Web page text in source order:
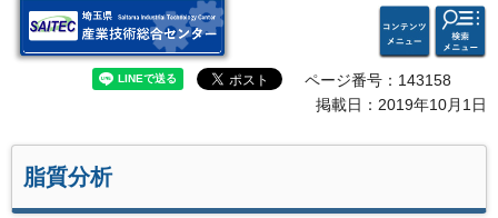
埼玉県 産業技術総合セン
コンテ
ンツメ
ニュー
検索・
共通メ
ニュー
ページ番号：143158
掲載日：2019年10月1日
脂質分析